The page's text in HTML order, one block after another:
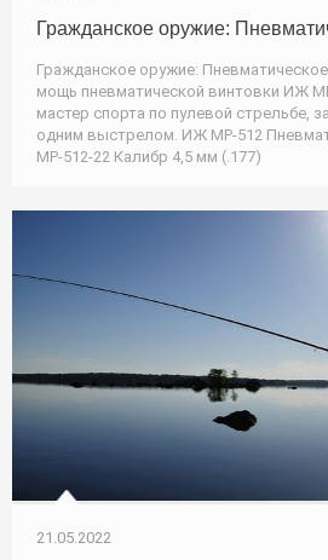
Гражданское оружие:
Гражданское оружие:
мощь пневматической винтовки ИЖ
мастер спорта по пулевой стрельбе,
одним выстрелом. ИЖ МР-512
МР-512-22 Калибр 4,5 мм (.177)
21.05.2022